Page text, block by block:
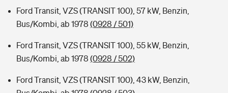
Ford Transit, VZS (TRANSIT 100), 57 kW, Benzin,
Bus/Kombi, ab 1978 (0928 / 501)
Ford Transit, VZS (TRANSIT 100), 55 kW, Benzin,
Bus/Kombi, ab 1978 (0928 / 502)
Ford Transit, VZS (TRANSIT 100), 43 kW, Benzin,